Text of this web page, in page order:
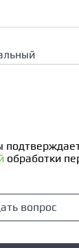
обработки
вопрос